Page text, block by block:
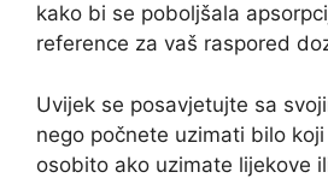
kako bi se poboljšala
reference za vaš raspored
Uvijek se posavjetujte sa
nego počnete uzimati bilo
osobito ako uzimate lijekove